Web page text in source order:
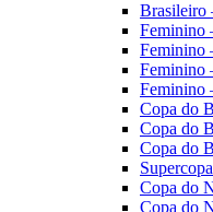
Brasileiro
Feminino
Feminino
Feminino
Feminino
Copa do
Copa do
Copa do
Copa do
Copa do